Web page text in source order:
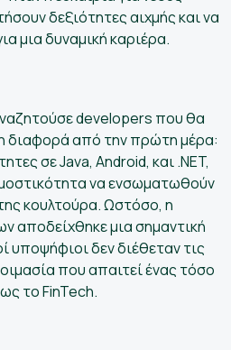
δεξιότητες αιχμής και να
μια δυναμική καριέρα.
developers που θα
διαφορά από την πρώτη μέρα:
σε Java, Android, και .NET,
να ενσωματωθούν
κουλτούρα. Ωστόσο, η
αποδείχθηκε μια σημαντική
δεν διέθεταν τις
που απαιτεί ένας τόσο
το FinTech.